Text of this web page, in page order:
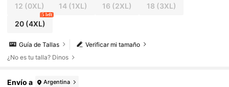
12 (0XL) 14 (1XL) 16 (2XL) 18 (3XL)
20(4XL)
5 left
Verificar mi tamaño
Guía de Tallas
¿No es tu talla? Dinos
Envío a Argentina